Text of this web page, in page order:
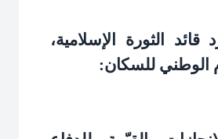
الثورة الإسلامية،
الوطني للسكان: